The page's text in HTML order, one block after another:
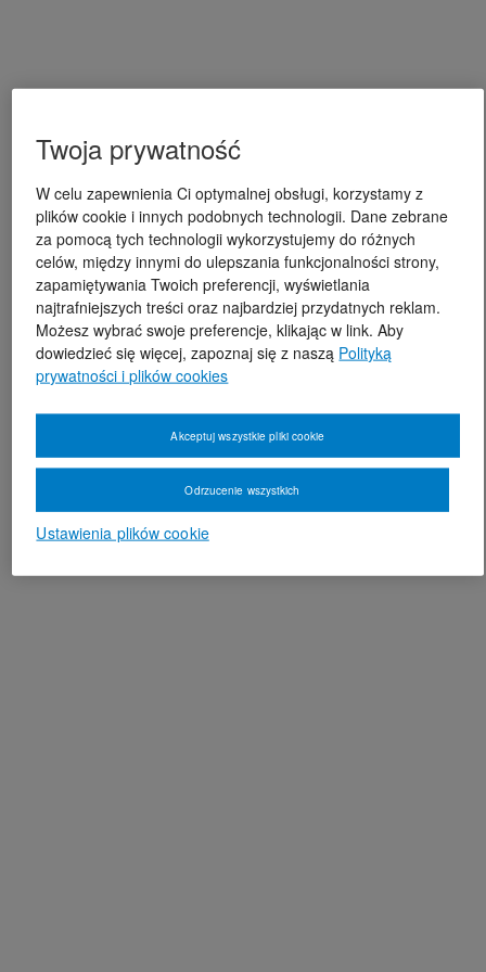
Twoja prywatność
W celu zapewnienia Ci optymalnej obsługi, korzystamy z
plików cookie i innych podobnych technologii. Dane zebrane
za pomocą tych technologii wykorzystujemy do różnych
celów, między innymi do ulepszania funkcjonalności strony,
zapamiętywania Twoich preferencji, wyświetlania
najtrafniejszych treści oraz najbardziej przydatnych reklam.
Możesz wybrać swoje preferencje, klikając w link. Aby
dowiedzieć się więcej, zapoznaj się z naszą Polityką
prywatności i plików cookies
Ustawienia plików cookie
Odrzucenie wszystkich
Akceptuj wszystkie pliki cookie